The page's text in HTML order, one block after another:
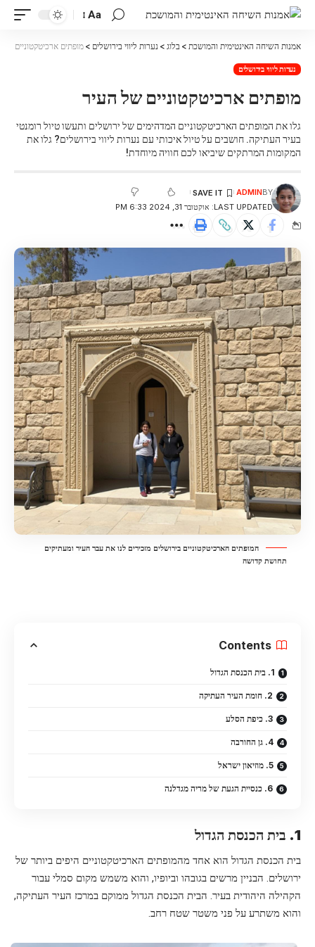
Aa
אמנות השיחה האינטימית והמושכת > בלוג > נערות ליווי בירושלים > מופתים ארכיטקטוניים
נערות ליווי בירושלים
מופתים ארכיטקטוניים של העיר
גלו את המופתים הארכיטקטוניים המדהימים של ירושלים ותעשו טיול רומנטי
בעיר העתיקה. חושבים על טיול איכותי עם נערות ליווי בירושלים? גלו את
המקומות המרתקים שיביאו לכם חוויה מיוחדת!
LAST UPDATED: אוקטובר 31, 2024 6:33 PM
BY
ADMIN
המופתים הארכיטקטוניים בירושלים מזכירים לנו את עבר העיר ומעתיקים
תחושת קדושה
Contents
1. בית הכנסת הגדול
2. חומת העיר העתיקה
3. כיפת הסלע
4. גן החורבה
5. מוזיאון ישראל
6. כנסיית הגעת של מריה מגדלנה
1. בית הכנסת הגדול
בית הכנסת הגדול הוא אחד מהמופתים הארכיטקטוניים היפים ביותר של
ירושלים. הבניין מרשים בגובהו וביופיו, והוא משמש מקום סמלי עבור
הקהילה היהודית בעיר. הבית הכנסת הגדול ממוקם במרכז העיר העתיקה,
והוא משתרע על פני משטר שטח רחב.